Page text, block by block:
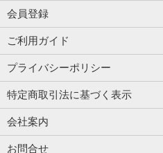
会員登録
ご利用ガイド
プライバシーポリシー
特定商取引法に基づく表示
会社案内
お問合せ